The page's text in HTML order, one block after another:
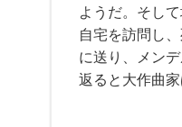
ようだ。そし
自宅を訪問し
に送り、メン
返ると大作曲家